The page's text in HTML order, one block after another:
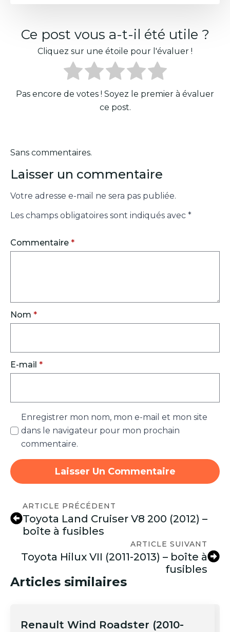
Ce post vous a-t-il été utile ?
Cliquez sur une étoile pour l'évaluer !
Pas encore de votes ! Soyez le premier à évaluer
ce post.
Sans commentaires.
Laisser un commentaire
Votre adresse e-mail ne sera pas publiée.
Les champs obligatoires sont indiqués avec *
Commentaire *
Nom *
E-mail *
Enregistrer mon nom, mon e-mail et mon site
dans le navigateur pour mon prochain
commentaire.
ARTICLE PRÉCÉDENT
Toyota Land Cruiser V8 200 (2012) –
boîte à fusibles
ARTICLE SUIVANT
Toyota Hilux VII (2011-2013) – boîte à
fusibles
Articles similaires
Renault Wind Roadster (2010-